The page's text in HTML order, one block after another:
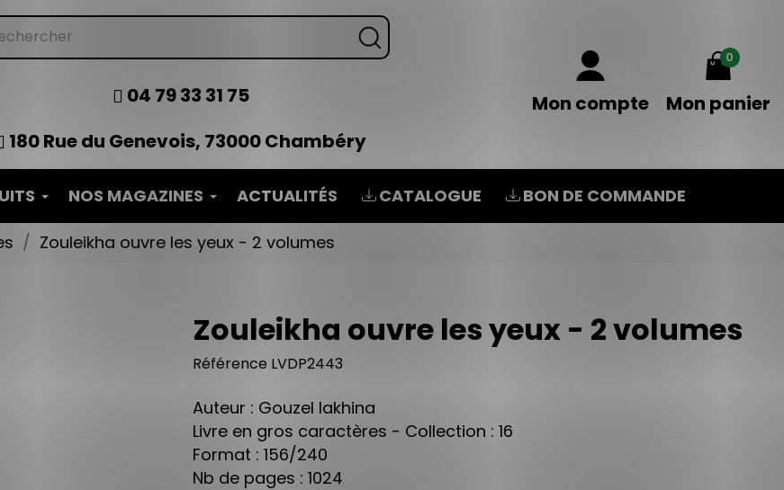
04 79 33 31 75
180 Rue du Genevois, 73000 Chambéry
Mon compte
0
Mon panier
NOS MAGAZINES ACTUALITÉS CATALOGUE BON DE COMMANDE
Zouleikha ouvre les yeux - 2 volumes
Zouleikha ouvre les yeux - 2 volumes
Référence LVDP2443
Auteur : Gouzel Iakhina
Livre en gros caractères - Collection : 16
Format : 156/240
Nb de pages : 1024